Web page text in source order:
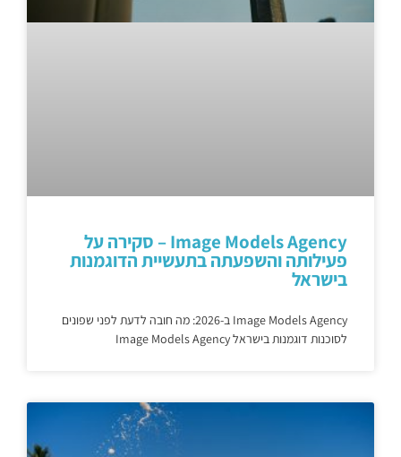
Image Models Agency – סקירה על
פעילותה והשפעתה בתעשיית הדוגמנות
בישראל
Image Models Agency ב-2026: מה חובה לדעת לפני שפונים
לסוכנות דוגמנות בישראל Image Models Agency